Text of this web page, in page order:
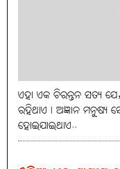
ଏହା ଏକ ଚିରନ୍ତନ ସତ୍ୟ
ରହିଥାଏ। ଅଜ୍ଞାନ ମନୁଷ୍ୟ
ହୋଇଯାଇଥାଏ..